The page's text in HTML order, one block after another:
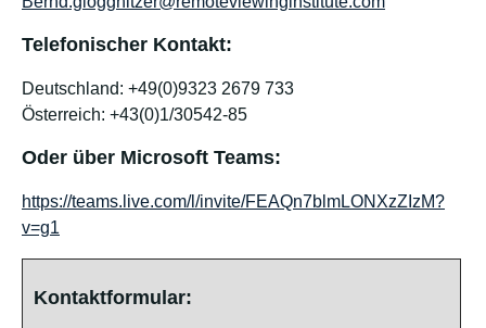
Telefonischer Kontakt:
Deutschland: +49(0)9323 2679 733
Österreich: +43(0)1/30542-85
Oder über Microsoft Teams:
https://teams.live.com/l/invite/FEAQn7blmLONXzZIzM?
v=g1
Kontaktformular: